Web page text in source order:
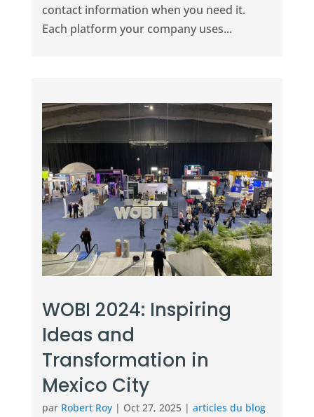
contact information when you need it.
Each platform your company uses...
WOBI 2024: Inspiring
Ideas and
Transformation in
Mexico City
par Robert Roy| Oct 27, 2025| articles du blog